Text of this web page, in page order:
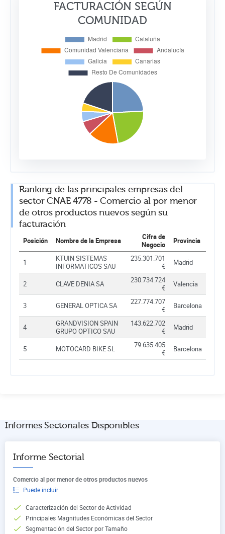
FACTURACIÓN SEGÚN
COMUNIDAD
Ranking de las principales empresas del
sector CNAE 4778 - Comercio al por menor
de otros productos nuevos según su
facturación
Posición Nombre de la Empresa
Cifra de
Negocio
Provincia
1
KTUIN SISTEMAS
INFORMATICOS SAU
235.301.701
€
Madrid
2 CLAVE DENIA SA
230.734.724
€
Valencia
3 GENERAL OPTICA SA
227.774.707
€
Barcelona
4
GRANDVISION SPAIN
GRUPO OPTICO SAU
143.622.702
€
Madrid
5 MOTOCARD BIKE SL
79.635.405
€
Barcelona
Informes Sectoriales Disponibles
Informe Sectorial
Comercio al por menor de otros productos nuevos
Puede incluir
Caracterización del Sector de Actividad
Principales Magnitudes Económicas del Sector
Segmentación del Sector por Tamaño